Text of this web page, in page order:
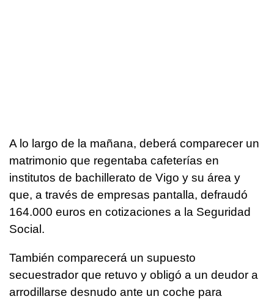
A lo largo de la mañana, deberá comparecer un
matrimonio que regentaba cafeterías en
institutos de bachillerato de Vigo y su área y
que, a través de empresas pantalla, defraudó
164.000 euros en cotizaciones a la Seguridad
Social.
También comparecerá un supuesto
secuestrador que retuvo y obligó a un deudor a
arrodillarse desnudo ante un coche para